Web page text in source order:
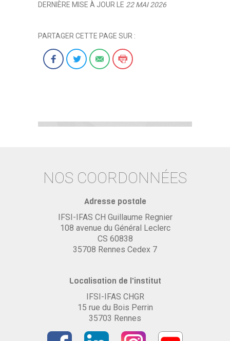
DERNIÈRE MISE À JOUR LE 22 MAI 2026
PARTAGER CETTE PAGE SUR :
NOS COORDONNÉES
Adresse postale
IFSI-IFAS CH Guillaume Regnier
108 avenue du Général Leclerc
CS 60838
35708 Rennes Cedex 7
Localisation de l'institut
IFSI-IFAS CHGR
15 rue du Bois Perrin
35703 Rennes